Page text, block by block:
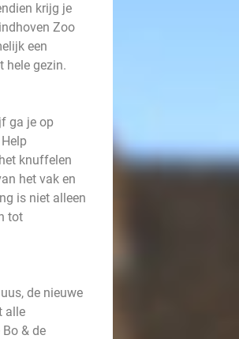
krijg je
Zoo
een
hele gezin.
ga je op
knuffelen
het vak en
is niet alleen
tot
de nieuwe
alle
& de